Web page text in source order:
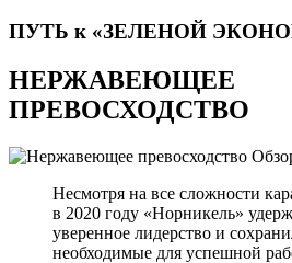
ПУТЬ к «ЗЕЛЕНОЙ
НЕРЖАВЕЮЩЕЕ
ПРЕВОСХОДСТВО
Несмотря на все сложности
в 2020 году «Норникель»
уверенное лидерство и
необходимые для успешной